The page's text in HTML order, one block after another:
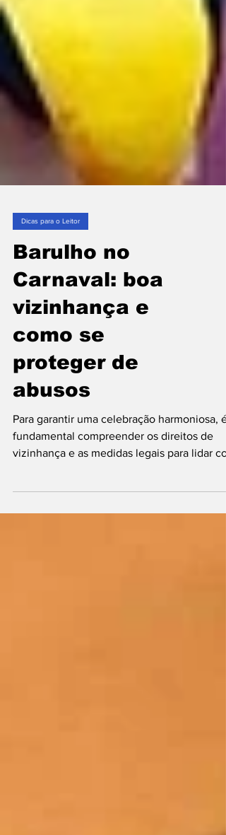
Dicas para o Leitor
Barulho no
Carnaval: boa
vizinhança e
como se
proteger de
abusos
fundamental compreender os direitos de